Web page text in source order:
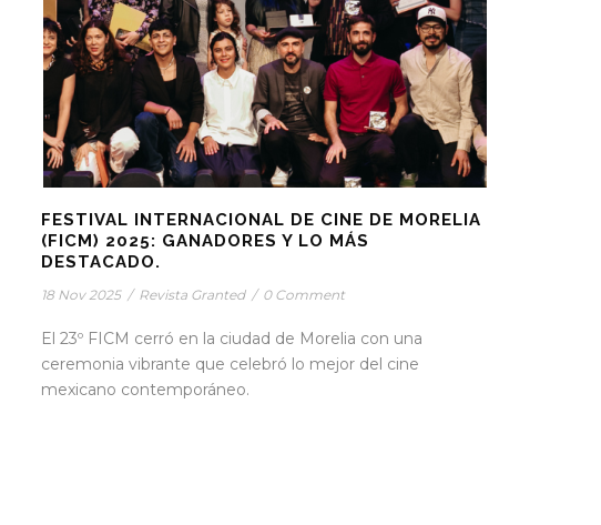
FESTIVAL INTERNACIONAL DE CINE DE MORELIA
(FICM) 2025: GANADORES Y LO MÁS
DESTACADO.
18 Nov 2025 / Revista Granted / 0 Comment
El 23º FICM cerró en la ciudad de Morelia con una
ceremonia vibrante que celebró lo mejor del cine
mexicano contemporáneo.